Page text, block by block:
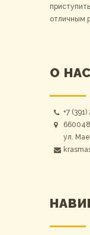
отличным
О НАС
+7
ул.